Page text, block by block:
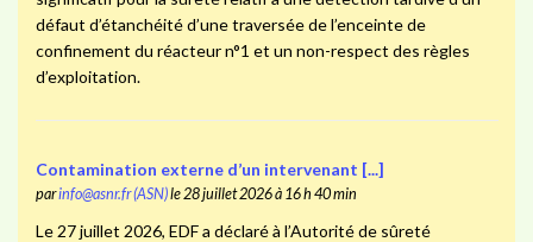
défaut d’étanchéité d’une traversée de l’enceinte de
confinement du réacteur n°1 et un non-respect des règles
d’exploitation.
Contamination externe d’un intervenant [...]
parinfo@asnr.fr (ASN)le 28 juillet 2026 à 16 h 40 min
Le 27 juillet 2026, EDF a déclaré à l’Autorité de sûreté